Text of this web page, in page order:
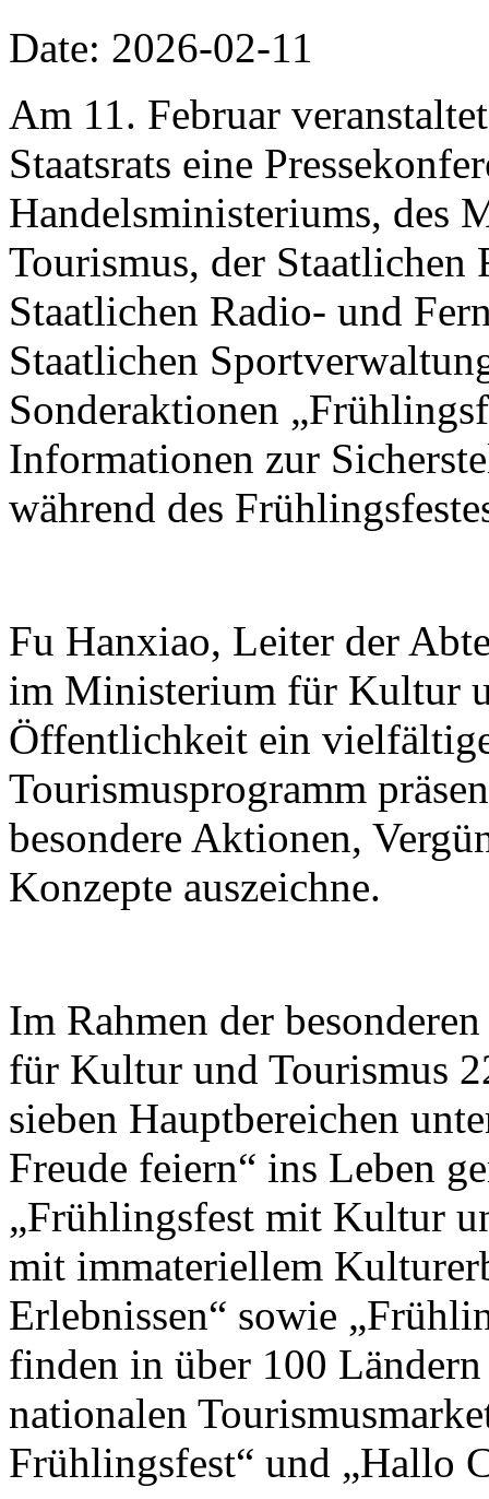
Date: 2026-02-11
Am 11. Februar
Staatsrats eine
Handelsministeriums, des
Tourismus, der Staatlichen
Staatlichen Radio- und
Staatlichen
Sonderaktionen
Informationen zur
während des
Fu Hanxiao, Leiter der
im Ministerium für Kultur
Öffentlichkeit ein
Tourismusprogramm
besondere Aktionen,
Konzepte auszeichne.
Im Rahmen der
für Kultur und Tourismus
sieben Hauptbereichen
Freude feiern“ ins Leben
„Frühlingsfest mit Kultur
mit immateriellem
Erlebnissen“ sowie
finden in über 100
nationalen
Frühlingsfest“ und „Hallo